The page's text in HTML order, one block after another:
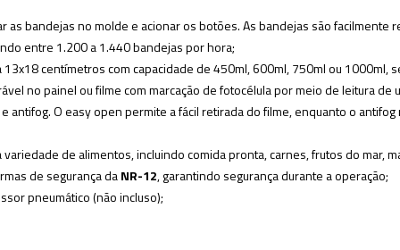
as bandejas no molde e acionar os botões. As bandejas são
entre 1.200 a 1.440 bandejas por hora;
13x18 centímetros com capacidade de 450ml, 600ml, 750ml ou
no painel ou filme com marcação de fotocélula por meio de leitura
antifog. O easy open permite a fácil retirada do filme, enquanto o
de alimentos, incluindo comida pronta, carnes, frutos do mar,
de segurança daNR-12, garantindo segurança durante a operação;
pneumático (não incluso);